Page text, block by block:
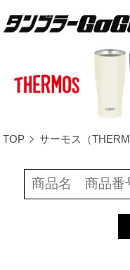
TOP サーモス（